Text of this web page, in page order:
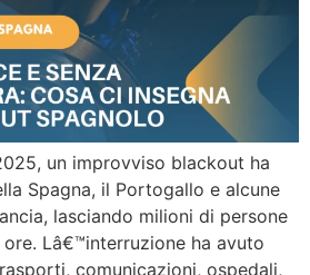
un improvviso blackout ha
Spagna, il Portogallo e alcune
lasciando milioni di persone
Lâ€™interruzione ha avuto
comunicazioni, ospedali,